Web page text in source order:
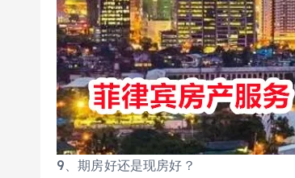
9、期房好还是现房好？